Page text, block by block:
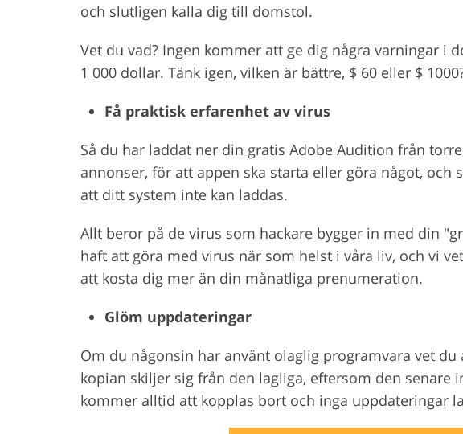
och slutligen kalla dig till domstol.
Vet du vad? Ingen kommer att ge dig några varningar i
1 000 dollar. Tänk igen, vilken är bättre, $ 60 eller $
Få praktisk erfarenhet av virus
Så du har laddat ner din gratis Adobe Audition från
annonser, för att appen ska starta eller göra något, och
att ditt system inte kan laddas.
Allt beror på de virus som hackare bygger in med din
haft att göra med virus när som helst i våra liv, och vi
att kosta dig mer än din månatliga prenumeration.
Glöm uppdateringar
Om du någonsin har använt olaglig programvara vet
kopian skiljer sig från den lagliga, eftersom den senare
kommer alltid att kopplas bort och inga uppdateringar